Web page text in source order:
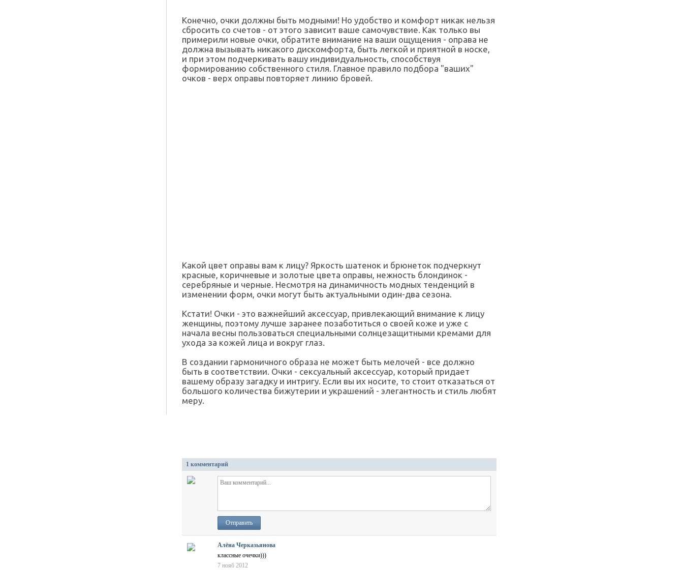
Конечно, очки должны быть модными! Но удобство и комфорт никак нельзя
сбросить со счетов - от этого зависит ваше самочувствие. Как только вы
примерили новые очки, обратите внимание на ваши ощущения - оправа не
должна вызывать никакого дискомфорта, быть легкой и приятной в носке,
и при этом подчеркивать вашу индивидуальность, способствуя
формированию собственного стиля. Главное правило подбора "ваших"
очков - верх оправы повторяет линию бровей.
Какой цвет оправы вам к лицу? Яркость шатенок и брюнеток подчеркнут
красные, коричневые и золотые цвета оправы, нежность блондинок -
серебряные и черные. Несмотря на динамичность модных тенденций в
изменении форм, очки могут быть актуальными один-два сезона.
Кстати! Очки - это важнейший аксессуар, привлекающий внимание к лицу
женщины, поэтому лучше заранее позаботиться о своей коже и уже с
начала весны пользоваться специальными солнцезащитными кремами для
ухода за кожей лица и вокруг глаз.
В создании гармоничного образа не может быть мелочей - все должно
быть в соответствии. Очки - сексуальный аксессуар, который придает
вашему образу загадку и интригу. Если вы их носите, то стоит отказаться от
большого количества бижутерии и украшений - элегантность и стиль любят
меру.
1 комментарий
Отправить
Алёна Черказьянова
классные очечки)))
7 нояб 2012